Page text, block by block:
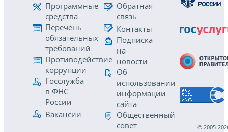
Программные
средства
Перечень
обязательных
требований
Противодействие
коррупции
Госслужба
в ФНС
России
Вакансии
Обратная
связь
Контакты
Подписка
на
новости
Об
использовании
информации
сайта
Общественный
совет
© 2005-